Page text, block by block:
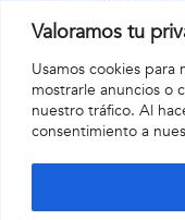
Valoramos tu
Usamos cookies
mostrarle anuncios o
nuestro tráfico. Al
consentimiento a
información
parte de Yardina
18193 Monachil
de acceso,